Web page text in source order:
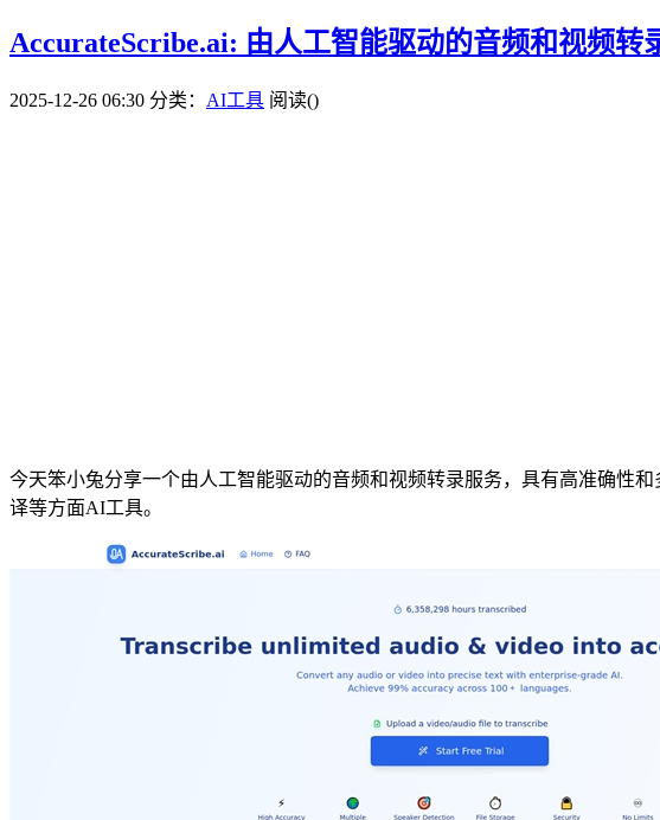
AccurateScribe.ai: 由人工智能驱动的音频和视频转
2025-12-26 06:30 分类： AI工具 阅读()
今天笨小兔分享一个由人工智能驱动的音频和视频转录服务，具有高准确性和
译等方面AI工具。